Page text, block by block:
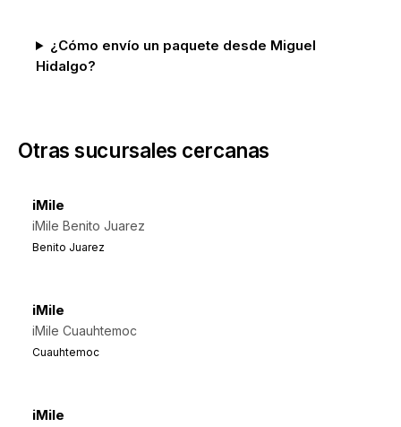
¿Cómo envío un paquete desde Miguel
Hidalgo?
Otras sucursales cercanas
iMile
iMile Benito Juarez
Benito Juarez
iMile
iMile Cuauhtemoc
Cuauhtemoc
iMile